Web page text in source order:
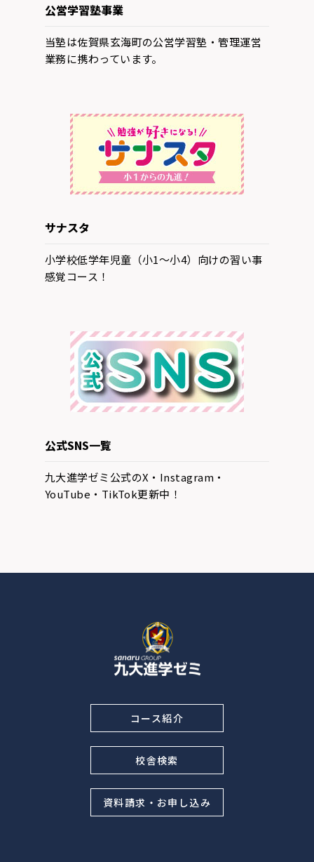
公営学習塾事業
当塾は佐賀県玄海町の公営学習塾・管理運営
業務に携わっています。
サナスタ
小学校低学年児童（小1～小4）向けの習い事
感覚コース！
公式SNS一覧
九大進学ゼミ公式のX・Instagram・
YouTube・TikTok更新中！
コース紹介
校舎検索
資料請求・お申し込み